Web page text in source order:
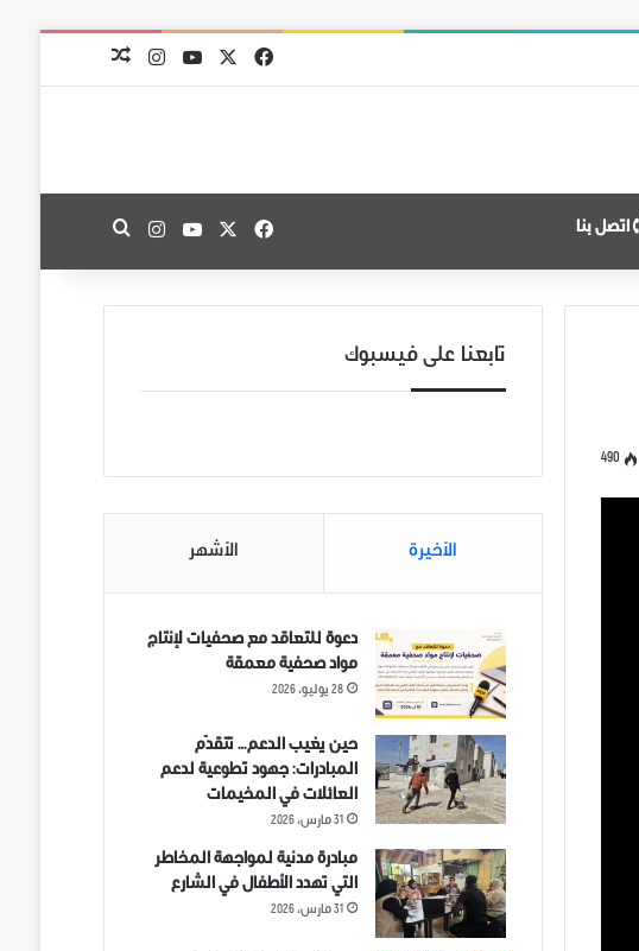
فيسبوك
‫X
‫YouTubeانستقراممقال عشوائي
اتصل بنا فيسبوك
‫X
‫YouTubeانستقرامبحث عن
490
تابعنا على فيسبوك
الأخيرة الأشهر
دعوة للتعاقد مع صحفيات لإنتاج
مواد صحفية معمقة
28 يوليو، 2026
حين يغيب الدعم… تتقدّم
المبادرات: جهود تطوعية لدعم
العائلات في المخيمات
31 مارس، 2026
مبادرة مدنية لمواجهة المخاطر
التي تهدد الأطفال في الشارع
31 مارس، 2026